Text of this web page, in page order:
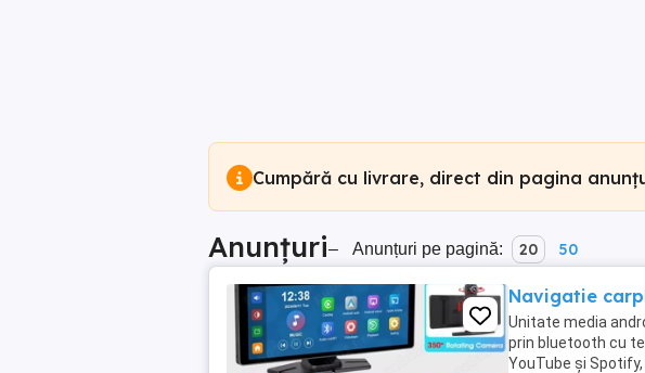
Cumpără cu livrare, direct din pagina
Anunțuri– Anunțuri pe pagină: 20 50
Navigatie
Unitate media
prin bluetooth cu
YouTube și